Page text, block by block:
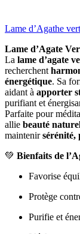
Lame d’Agathe
Lame d’Agate
La lame d’agate
recherchent
énergétique. Sa
aidant à apporter
purifiant et
Parfaite pour
allie beauté
maintenirsérénité,
💚 Bienfaits de
Favorise
Protège
Purifie et